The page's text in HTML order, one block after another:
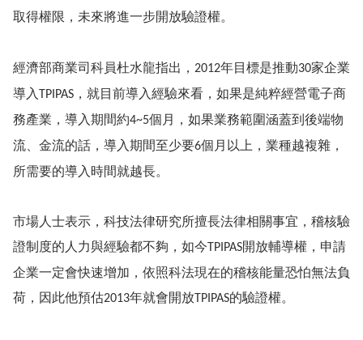
取得權限，未來將進一步開放驗證權。
經濟部商業司科員杜水龍指出， 2012年目標是推動30家企業
導入
TPIPAS，就目前導入經驗來看，如果是純粹經營電子商
務產業，導入期間約4~5個月，如果業務範圍涵蓋到後端物
流、金流的話，導入期間至少要6個月以上，業種越複雜，
所需要的導入時間就越長。
市場人士表示，科技法律研究所擅長法律相關事宜，稽核驗
證制度的人力與經驗都不夠，如今 TPIPAS開放輔導權，申請
企業一定會快速增加，依照科法現在的稽核能量恐怕無法負
荷，因此他預估2013年就會開放TPIPAS的驗證權。